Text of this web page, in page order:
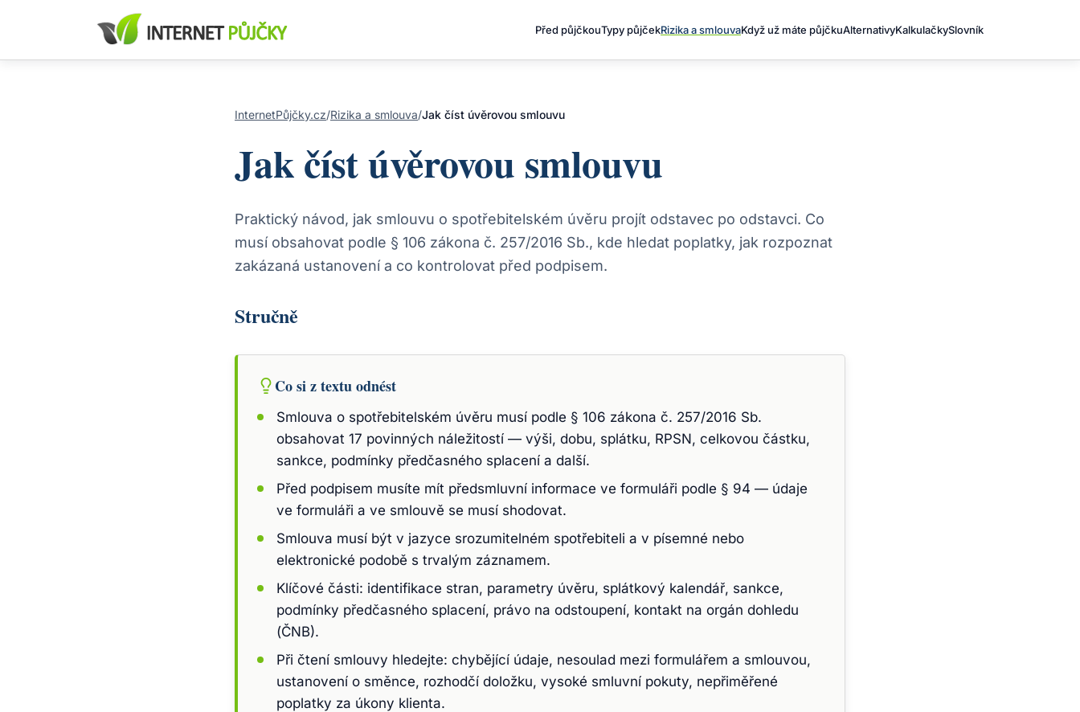
Před půjčkouTypy půjčekRizika a smlouvaKdyž už máte půjčkuAlternativyKalkulačkySlovník
InternetPůjčky.cz/Rizika a smlouva/Jak číst úvěrovou smlouvu
Jak číst úvěrovou smlouvu
Praktický návod, jak smlouvu o spotřebitelském úvěru projít odstavec po odstavci. Co
musí obsahovat podle § 106 zákona č. 257/2016 Sb., kde hledat poplatky, jak rozpoznat
zakázaná ustanovení a co kontrolovat před podpisem.
Stručně
Co si z textu odnést
Smlouva o spotřebitelském úvěru musí podle § 106 zákona č. 257/2016 Sb.
obsahovat 17 povinných náležitostí — výši, dobu, splátku, RPSN, celkovou částku,
sankce, podmínky předčasného splacení a další.
Před podpisem musíte mít předsmluvní informace ve formuláři podle § 94 — údaje
ve formuláři a ve smlouvě se musí shodovat.
Smlouva musí být v jazyce srozumitelném spotřebiteli a v písemné nebo
elektronické podobě s trvalým záznamem.
Klíčové části: identifikace stran, parametry úvěru, splátkový kalendář, sankce,
podmínky předčasného splacení, právo na odstoupení, kontakt na orgán dohledu
(ČNB).
Při čtení smlouvy hledejte: chybějící údaje, nesoulad mezi formulářem a smlouvou,
ustanovení o směnce, rozhodčí doložku, vysoké smluvní pokuty, nepřiměřené
poplatky za úkony klienta.